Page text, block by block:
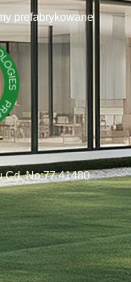
prefabrykowane
Cd. No:77 41480